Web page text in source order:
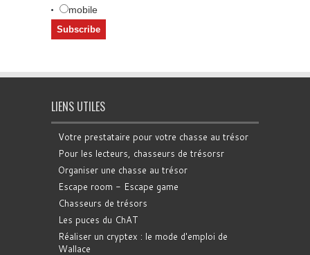
mobile
LIENS UTILES
Votre prestataire pour votre chasse au trésor
Pour les lecteurs, chasseurs de trésorsr
Organiser une chasse au trésor
Escape room - Escape game
Chasseurs de trésors
Les puces du ChAT
Réaliser un cryptex : le mode d'emploi de
Wallace